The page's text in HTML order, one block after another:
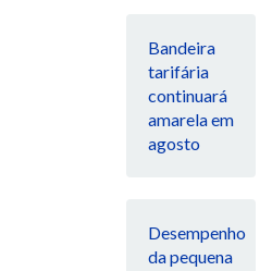
Bandeira
tarifária
continuará
amarela em
agosto
Desempenho
da pequena